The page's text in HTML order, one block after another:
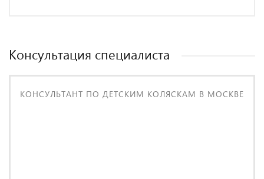
Консультация специалиста
КОНСУЛЬТАНТ ПО ДЕТСКИМ КОЛЯСКАМ В МОСКВЕ